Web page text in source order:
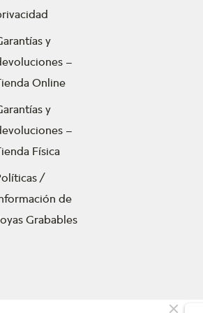
y
–
Online
y
–
Física
/
de
Grabables